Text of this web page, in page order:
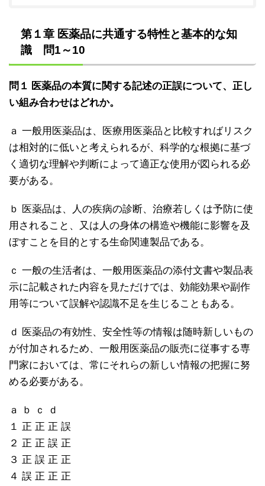
第１章 医薬品に共通する特性と基本的な知
識 問1～10
問１ 医薬品の本質に関する記述の正誤について、正し
い組み合わせはどれか。
ａ 一般用医薬品は、医療用医薬品と比較すればリスク
は相対的に低いと考えられるが、科学的な根拠に基づ
く適切な理解や判断によって適正な使用が図られる必
要がある。
ｂ 医薬品は、人の疾病の診断、治療若しくは予防に使
用されること、又は人の身体の構造や機能に影響を及
ぼすことを目的とする生命関連製品である。
ｃ 一般の生活者は、一般用医薬品の添付文書や製品表
示に記載された内容を見ただけでは、効能効果や副作
用等について誤解や認識不足を生じることもある。
ｄ 医薬品の有効性、安全性等の情報は随時新しいもの
が付加されるため、一般用医薬品の販売に従事する専
門家においては、常にそれらの新しい情報の把握に努
める必要がある。
ａ ｂ ｃ ｄ
１ 正 正 正 誤
２ 正 正 誤 正
３ 正 誤 正 正
４ 誤 正 正 正